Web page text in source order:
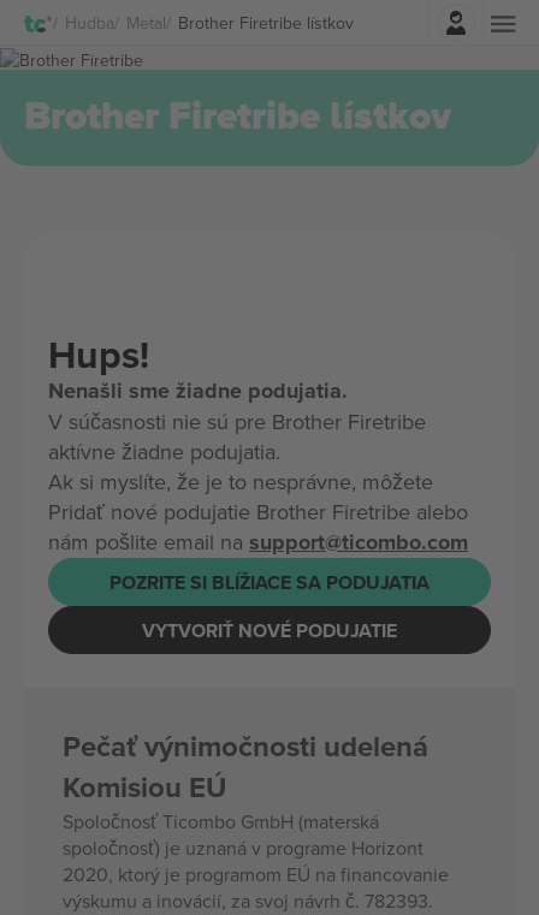
Hudba Metal Brother Firetribe lístkov
Prihlásenie
Brother Firetribe lístkov
Hups!
Nenašli sme žiadne podujatia.
V súčasnosti nie sú pre Brother Firetribe
aktívne žiadne podujatia.
Ak si myslíte, že je to nesprávne, môžete
Pridať nové podujatie Brother Firetribe alebo
nám pošlite email na support@ticombo.com
POZRITE SI BLÍŽIACE SA PODUJATIA
VYTVORIŤ NOVÉ PODUJATIE
Pečať výnimočnosti udelená
Komisiou EÚ
Spoločnosť Ticombo GmbH (materská
spoločnosť) je uznaná v programe Horizont
2020, ktorý je programom EÚ na financovanie
výskumu a inovácií, za svoj návrh č. 782393.